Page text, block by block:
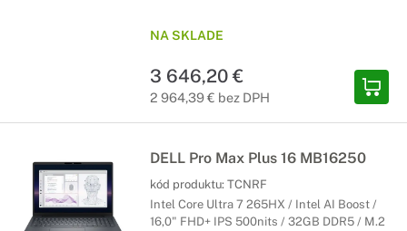
NA SKLADE
3 646,20 €
2 964,39 € bez DPH
DELL Pro Max Plus 16 MB16250
kód produktu: TCNRF
Intel Core Ultra 7 265HX / Intel AI Boost /
16,0" FHD+ IPS 500nits / 32GB DDR5 / M.2